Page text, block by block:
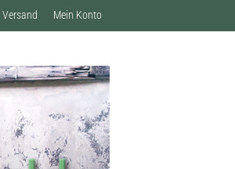
Mein Konto